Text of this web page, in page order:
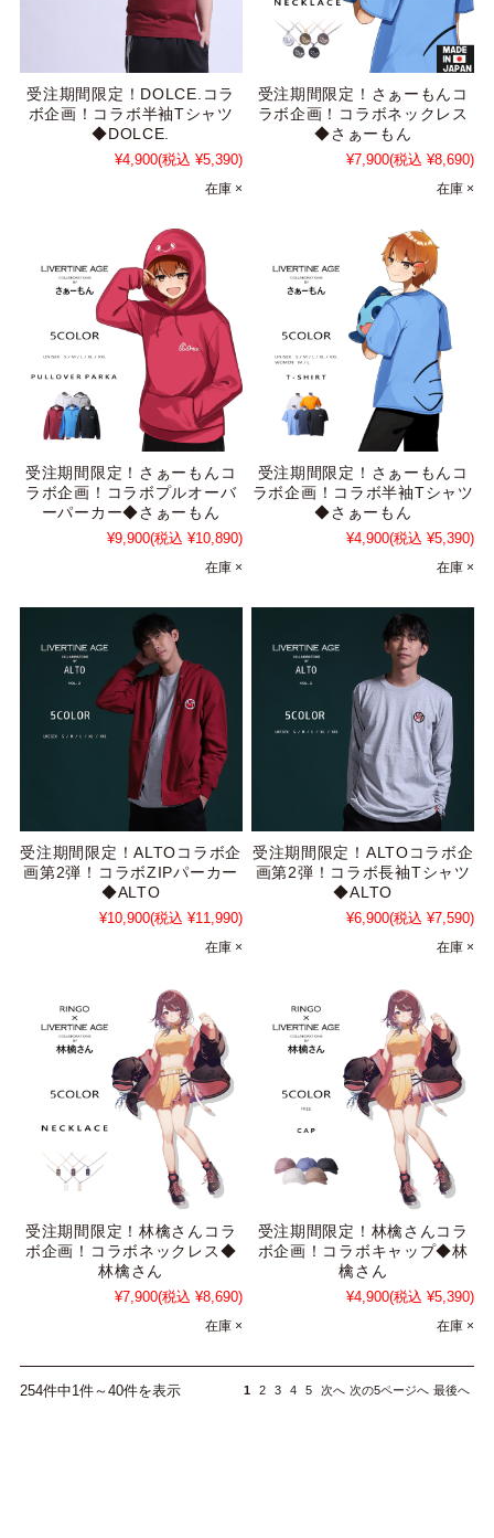
受注期間限定！DOLCE.コラ
ボ企画！コラボ半袖Tシャツ
◆DOLCE.
¥4,900(税込 ¥5,390)
在庫 ×
受注期間限定！さぁーもんコ
ラボ企画！コラボネックレス
◆さぁーもん
¥7,900(税込 ¥8,690)
在庫 ×
受注期間限定！さぁーもんコ
ラボ企画！コラボプルオーバ
ーパーカー◆さぁーもん
¥9,900(税込 ¥10,890)
在庫 ×
受注期間限定！さぁーもんコ
ラボ企画！コラボ半袖Tシャツ
◆さぁーもん
¥4,900(税込 ¥5,390)
在庫 ×
受注期間限定！ALTOコラボ企
画第2弾！コラボZIPパーカー
◆ALTO
¥10,900(税込 ¥11,990)
在庫 ×
受注期間限定！ALTOコラボ企
画第2弾！コラボ長袖Tシャツ
◆ALTO
¥6,900(税込 ¥7,590)
在庫 ×
受注期間限定！林檎さんコラ
ボ企画！コラボネックレス◆
林檎さん
¥7,900(税込 ¥8,690)
在庫 ×
受注期間限定！林檎さんコラ
ボ企画！コラボキャップ◆林
檎さん
¥4,900(税込 ¥5,390)
在庫 ×
254件中1件～40件を表示 1 2 3 4 5 次へ 次の5ページへ 最後へ